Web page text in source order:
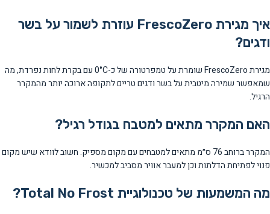
איך מגירת FrescoZero עוזרת לשמור על בשר
ודגים?
מגירת FrescoZero שומרת על טמפרטורה של כ-0°C עם בקרת לחות נפרדת, מה
שמאפשר שמירה מיטבית על בשר ודגים טריים לתקופה ארוכה יותר מהמקרר
הרגיל.
האם המקרר מתאים למטבח בגודל רגיל?
המקרר ברוחב 76 ס״מ מתאים למטבחים עם מקום מספיק. חשוב לוודא שיש מקום
פנוי לפתיחת הדלתות וכן למעבר אוויר מסביב למכשיר.
מה המשמעות של טכנולוגיית Total No Frost?